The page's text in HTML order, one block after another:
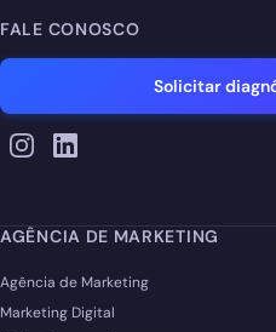
FALE CONOSCO
Solicitar
AGÊNCIA DE MARKETING
Agência de Marketing
Marketing Digital